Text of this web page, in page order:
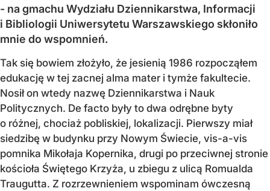
- na gmachu Wydziału Dziennikarstwa, Informacji
i Bibliologii Uniwersytetu Warszawskiego skłoniło
mnie do wspomnień.
Tak się bowiem złożyło, że jesienią 1986 rozpocząłem
edukację w tej zacnej alma mater i tymże fakultecie.
Nosił on wtedy nazwę Dziennikarstwa i Nauk
Politycznych. De facto były to dwa odrębne byty
o różnej, chociaż pobliskiej, lokalizacji. Pierwszy miał
siedzibę w budynku przy Nowym Świecie, vis-a-vis
pomnika Mikołaja Kopernika, drugi po przeciwnej stronie
kościoła Świętego Krzyża, u zbiegu z ulicą Romualda
Traugutta. Z rozrzewnieniem wspominam ówczesną